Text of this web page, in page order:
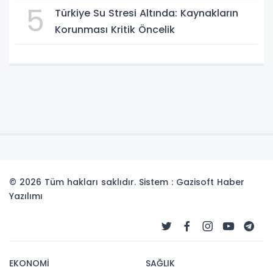
5
Türkiye Su Stresi Altında: Kaynakların
Korunması Kritik Öncelik
© 2026 Tüm hakları saklıdır. Sistem : Gazisoft Haber
Yazılımı
EKONOMİ
SAĞLIK